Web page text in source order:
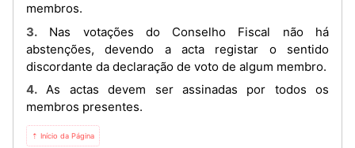
membros.
3. Nas votações do Conselho Fiscal não há
abstenções, devendo a acta registar o sentido
discordante da declaração de voto de algum membro.
4. As actas devem ser assinadas por todos os
membros presentes.
⇡ Início da Página